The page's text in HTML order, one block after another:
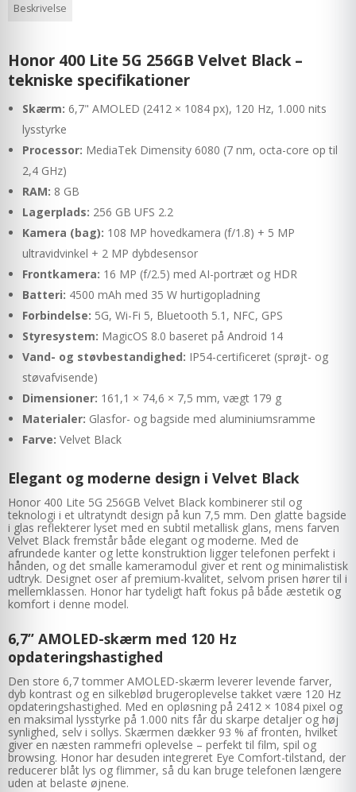
Beskrivelse
Honor 400 Lite 5G 256GB Velvet Black –
tekniske specifikationer
Skærm: 6,7" AMOLED (2412 × 1084 px), 120 Hz, 1.000 nits
lysstyrke
Processor: MediaTek Dimensity 6080 (7 nm, octa-core op til
2,4 GHz)
RAM: 8 GB
Lagerplads: 256 GB UFS 2.2
Kamera (bag): 108 MP hovedkamera (f/1.8) + 5 MP
ultravidvinkel + 2 MP dybdesensor
Frontkamera: 16 MP (f/2.5) med AI-portræt og HDR
Batteri: 4500 mAh med 35 W hurtigopladning
Forbindelse: 5G, Wi-Fi 5, Bluetooth 5.1, NFC, GPS
Styresystem: MagicOS 8.0 baseret på Android 14
Vand- og støvbestandighed: IP54-certificeret (sprøjt- og
støvafvisende)
Dimensioner: 161,1 × 74,6 × 7,5 mm, vægt 179 g
Materialer: Glasfor- og bagside med aluminiumsramme
Farve: Velvet Black
Elegant og moderne design i Velvet Black
Honor 400 Lite 5G 256GB Velvet Black kombinerer stil og
teknologi i et ultratyndt design på kun 7,5 mm. Den glatte bagside
i glas reflekterer lyset med en subtil metallisk glans, mens farven
Velvet Black fremstår både elegant og moderne. Med de
afrundede kanter og lette konstruktion ligger telefonen perfekt i
hånden, og det smalle kameramodul giver et rent og minimalistisk
udtryk. Designet oser af premium-kvalitet, selvom prisen hører til i
mellemklassen. Honor har tydeligt haft fokus på både æstetik og
komfort i denne model.
6,7” AMOLED-skærm med 120 Hz
opdateringshastighed
Den store 6,7 tommer AMOLED-skærm leverer levende farver,
dyb kontrast og en silkeblød brugeroplevelse takket være 120 Hz
opdateringshastighed. Med en opløsning på 2412 × 1084 pixel og
en maksimal lysstyrke på 1.000 nits får du skarpe detaljer og høj
synlighed, selv i sollys. Skærmen dækker 93 % af fronten, hvilket
giver en næsten rammefri oplevelse – perfekt til film, spil og
browsing. Honor har desuden integreret Eye Comfort-tilstand, der
reducerer blåt lys og flimmer, så du kan bruge telefonen længere
uden at belaste øjnene.